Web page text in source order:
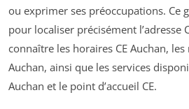
ou exprimer ses préoccupations. Ce
pour localiser précisément l’adresse
connaître les horaires CE Auchan,
Auchan, ainsi que les services
Auchan et le point d’accueil CE.